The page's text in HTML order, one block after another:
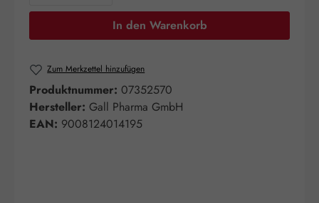
In den Warenkorb
Zum Merkzettel hinzufügen
Produktnummer: 07352570
Hersteller: Gall Pharma GmbH
EAN: 9008124014195